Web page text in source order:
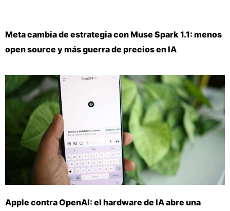
Meta cambia de estrategia con Muse Spark 1.1: menos
open source y más guerra de precios en IA
Apple contra OpenAI: el hardware de IA abre una